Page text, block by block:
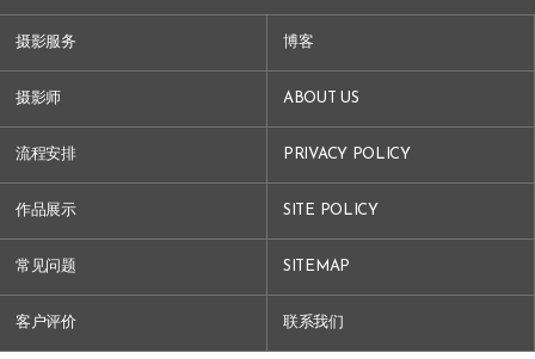
摄影服务
摄影师
流程安排
作品展示
常见问题
客户评价
博客
ABOUT US
PRIVACY POLICY
SITE POLICY
SITEMAP
联系我们